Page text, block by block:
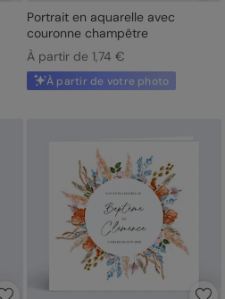
Portrait en aquarelle avec
couronne champêtre
À partir de 1,74 €
À partir de votre photo